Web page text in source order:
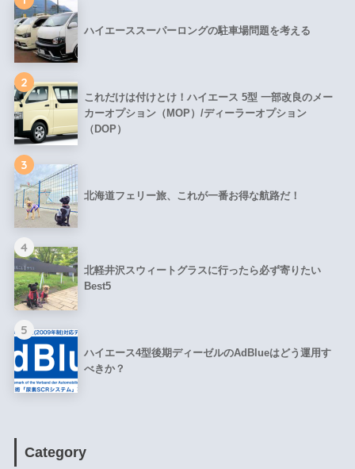
ハイエーススーパーロングの駐車場問題を考える
2
これだけは付けとけ！ハイエース 5型 一部改良のメー
カーオプション（MOP）/ディーラーオプション
（DOP）
3
北海道フェリー旅、これが一番お得な航路だ！
4
北軽井沢スウィートグラスに行ったら必ず寄りたい
Best5
5
ハイエース4型後期ディーゼルのAdBlueはどう運用す
べきか？
Category